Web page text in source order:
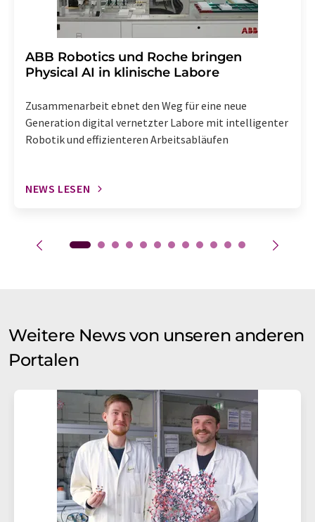
​​​​​​​ABB Robotics und Roche bringen
Physical AI in klinische Labore
Zusammenarbeit ebnet den Weg für eine neue
Generation digital vernetzter Labore mit intelligenter
Robotik und effizienteren Arbeitsabläufen
NEWS LESEN
Weitere News von unseren anderen
Portalen